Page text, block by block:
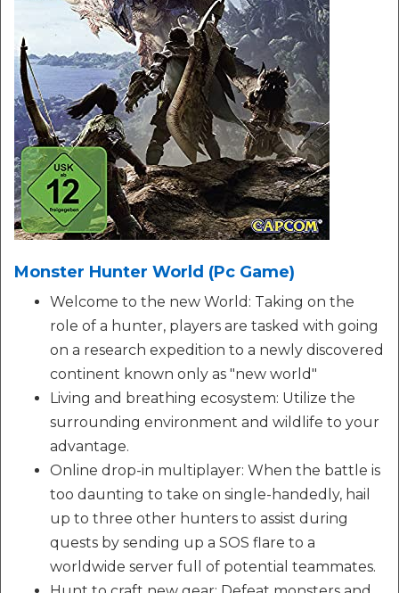
Monster Hunter World (Pc Game)
Welcome to the new World: Taking on the
role of a hunter, players are tasked with going
on a research expedition to a newly discovered
continent known only as "new world"
Living and breathing ecosystem: Utilize the
surrounding environment and wildlife to your
advantage.
Online drop-in multiplayer: When the battle is
too daunting to take on single-handedly, hail
up to three other hunters to assist during
quests by sending up a SOS flare to a
worldwide server full of potential teammates.